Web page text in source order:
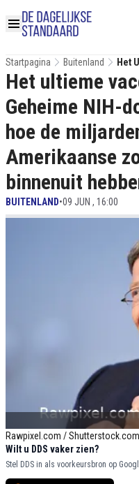
Startpagina Buitenland
Het
Bill
Rawpixel.com / Shutterstock.com
Het ultieme
Geheime NIH-
hoe de
Amerikaanse
binnenuit
BUITENLAND•09 JUN , 16:00
Wilt u DDS vaker zien?
Stel DDS in als voorkeursbron op